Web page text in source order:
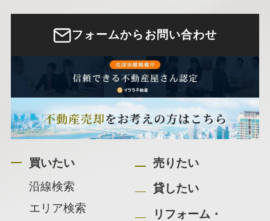
フォームからお問い合わせ
買いたい
沿線検索
エリア検索
売りたい
貸したい
リフォーム・